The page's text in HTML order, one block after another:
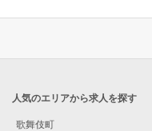
人気のエリアから求人を探す
歌舞伎町